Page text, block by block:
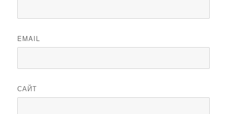
EMAIL
САЙТ